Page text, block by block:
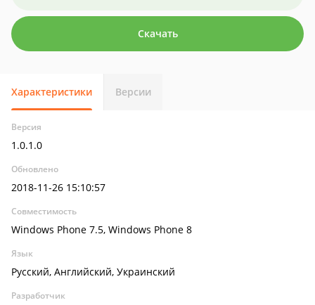
Скачать
Характеристики Версии
Версия
1.0.1.0
Обновлено
2018-11-26 15:10:57
Совместимость
Windows Phone 7.5, Windows Phone 8
Язык
Русский, Английский, Украинский
Разработчик